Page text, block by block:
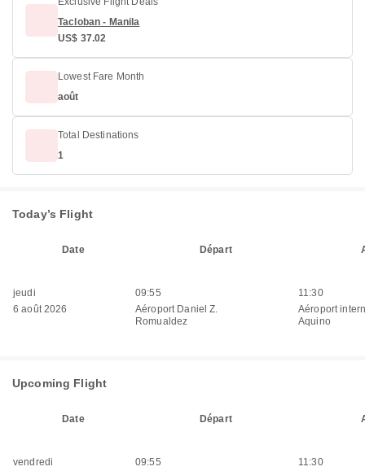
Tacloban - Manila
US$ 37.02
Lowest Fare Month
août
Total Destinations
1
Today’s Flight
Date Départ
jeudi
6 août 2026
09:55
Aéroport Daniel Z.
Romualdez
11:30
Aéroport
Aquino
Upcoming Flight
Date Départ
vendredi
09:55
11:30